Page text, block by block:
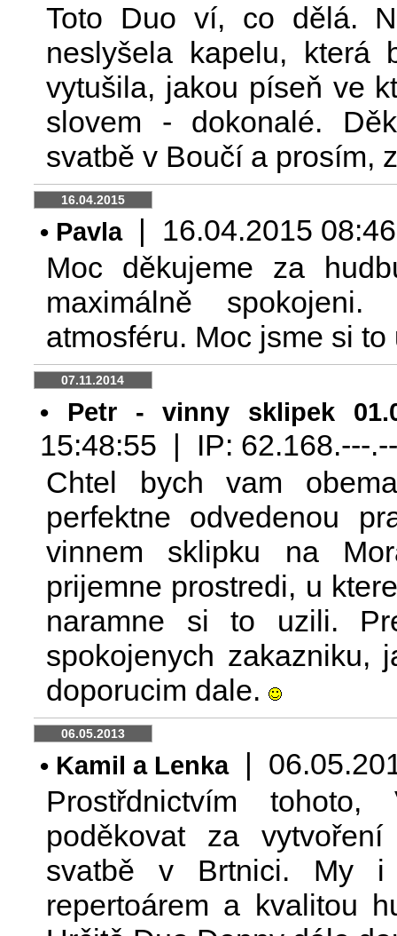
Toto Duo ví, co dělá.
neslyšela kapelu,
vytušila, jakou píseň ve
slovem - dokonalé.
svatbě v Boučí a prosím,
16.04.2015
• Pavla| 16.04.2015
Moc děkujeme za
maximálně
atmosféru. Moc jsme si
07.11.2014
• Petr - vinny sklipek
15:48:55 | IP: 62.168.---
Chtel bych vam
perfektne odvedenou
vinnem sklipku na
prijemne prostredi, u
naramne si to uzili.
spokojenych zakazniku,
doporucim dale.
06.05.2013
• Kamil a Lenka|
Prostřdnictvím
poděkovat za
svatbě v Brtnici. My
repertoárem a kvalitou